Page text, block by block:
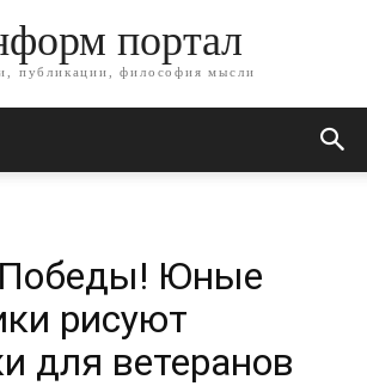
портал
публикации, философия мысли
Юные
рисуют
для ветеранов